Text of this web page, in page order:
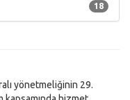
18
yönetmeliğinin 29.